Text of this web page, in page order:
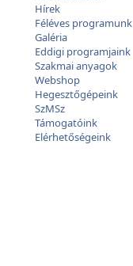
Hírek
Féléves programunk
Galéria
Eddigi programjaink
Szakmai anyagok
Webshop
Hegesztőgépeink
SzMSz
Támogatóink
Elérhetőségeink